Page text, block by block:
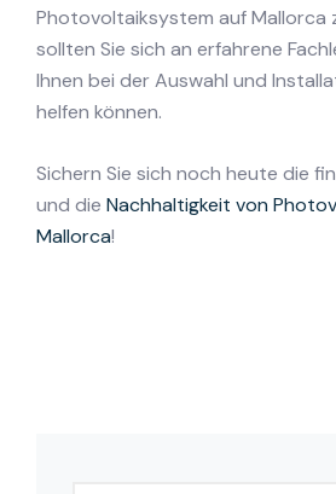
Photovoltaiksystem auf Mallorca
sollten Sie sich an erfahrene
Ihnen bei der Auswahl und
helfen können.
Sichern Sie sich noch heute die
und die Nachhaltigkeit von
Mallorca!